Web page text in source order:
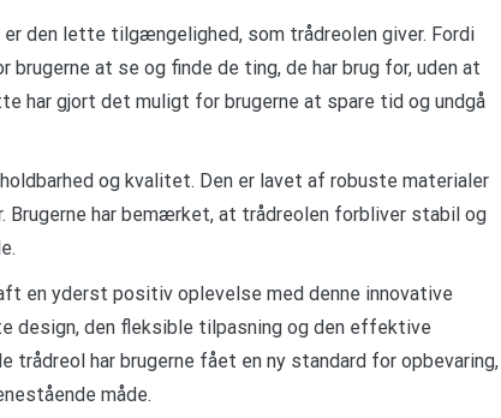
den lette tilgængelighed, som trådreolen giver. Fordi
at se og finde de ting, de har brug for, uden at
har gjort det muligt for brugerne at spare tid og undgå
og kvalitet. Den er lavet af robuste materialer
Brugerne har bemærket, at trådreolen forbliver stabil og
en yderst positiv oplevelse med denne innovative
design, den fleksible tilpasning og den effektive
trådreol har brugerne fået en ny standard for opbevaring,
måde.